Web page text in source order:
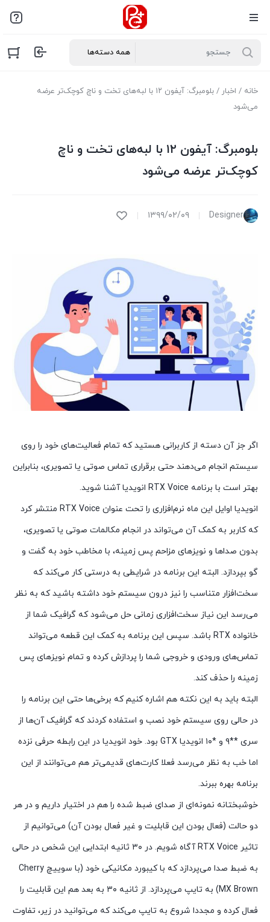
خانه / اخبار
/ بلومبرگ: آیفون ۱۲ با لبه‌های تخت و ناچ کوچک‌تر عرضه
می‌شود
بلومبرگ: آیفون ۱۲ با لبه‌های تخت و ناچ
کوچک‌تر عرضه می‌شود
Designer ۱۳۹۹/۰۲/۰۹
اگر جز آن دسته از کاربرانی هستید که تمام فعالیت‌های خود را روی
سیستم انجام می‌دهند حتی برقراری تماس صوتی یا تصویری، بنابراین
بهتر است با برنامه RTX Voice انویدیا آشنا شوید.
انویدیا اوایل این ماه نرم‌افزاری را تحت عنوان RTX Voice منتشر کرد
که کاربر به کمک آن می‌تواند در انجام مکالمات صوتی یا تصویری،
بدون صداها و نویزهای مزاحم پس زمینه، با مخاطب خود به گفت و
گو بپردازد. البته این برنامه در شرایطی به درستی کار می‌کند که
سخت‌افزار متناسب را نیز درون سیستم خود داشته باشید که به نظر
می‌رسد این نیاز سخت‌افزاری زمانی حل می‌شود که گرافیک شما از
خانواده RTX باشد. سپس این برنامه به کمک این قطعه می‌تواند
تماس‌های ورودی و خروجی شما را پردازش کرده و تمام نویزهای پس
زمینه را حذف کند.
البته باید به این نکته هم اشاره کنیم که برخی‌ها حتی این برنامه را
در حالی روی سیستم خود نصب و استفاده کردند که گرافیک آن‌ها از
سری **۹ و *۱۰ انویدیا GTX بود. خود انویدیا در این رابطه حرفی نزده
اما خب به نظر می‌رسد فعلا کارت‌های قدیمی‌تر هم می‌توانند از این
برنامه بهره ببرند.
خوشبختانه نمونه‌ای از صدای ضبط شده را هم در اختیار داریم و در هر
دو حالت (فعال بودن این قابلیت و غیر فعال بودن آن) می‌توانیم از
تاثیر RTX Voice آگاه شویم. در ۳۰ ثانیه ابتدایی این شخص در حالی
به ضبط صدا می‌پردازد که با کیبورد مکانیکی خود (با سوییچ Cherry
MX Brown) به تایپ می‌پردازد. از ثانیه ۳۰ به بعد هم این قابلیت را
فعال کرده و مجددا شروع به تایپ می‌کند که می‌توانید در زیر، تفاوت